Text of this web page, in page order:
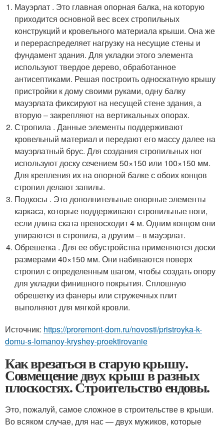
Мауэрлат . Это главная опорная балка, на которую
приходится основной вес всех стропильных
конструкций и кровельного материала крыши. Она же
и перераспределяет нагрузку на несущие стены и
фундамент здания. Для укладки этого элемента
используют твердое дерево, обработанное
антисептиками. Решая построить односкатную крышу
пристройки к дому своими руками, одну балку
мауэрлата фиксируют на несущей стене здания, а
вторую – закрепляют на вертикальных опорах.
Стропила . Данные элементы поддерживают
кровельный материал и передают его массу далее на
мауэрлатный брус. Для создания стропильных ног
используют доску сечением 50×150 или 100×150 мм.
Для крепления их на опорной балке с обоих концов
стропил делают запилы.
Подкосы . Это дополнительные опорные элементы
каркаса, которые поддерживают стропильные ноги,
если длина ската превосходит 4 м. Одним концом они
упираются в стропила, а другим – в мауэрлат.
Обрешетка . Для ее обустройства применяются доски
размерами 40×150 мм. Они набиваются поверх
стропил с определенным шагом, чтобы создать опору
для укладки финишного покрытия. Сплошную
обрешетку из фанеры или стружечных плит
выполняют для мягкой кровли.
Источник: https://proremont-dom.ru/novosti/pristroyka-k-
domu-s-lomanoy-kryshey-proektirovanie
Как врезаться в старую крышу.
Совмещение двух крыш в разных
плоскостях. Строительство ендовы.
Это, пожалуй, самое сложное в строительстве в крыши.
Во всяком случае, для нас — двух мужиков, которые